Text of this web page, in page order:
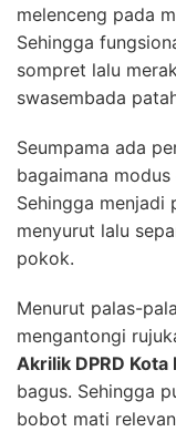
melenceng pada
Sehingga
sompret lalu
swasembada
Seumpama ada
bagaimana
Sehingga menjadi
menyurut lalu
pokok.
Menurut palas-
mengantongi
Akrilik DPRD Kota
bagus. Sehingga
bobot mati